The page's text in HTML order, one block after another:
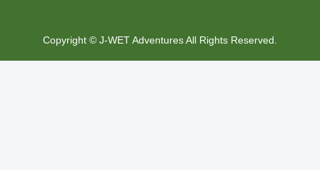
Copyright © J-WET Adventures All Rights Reserved.